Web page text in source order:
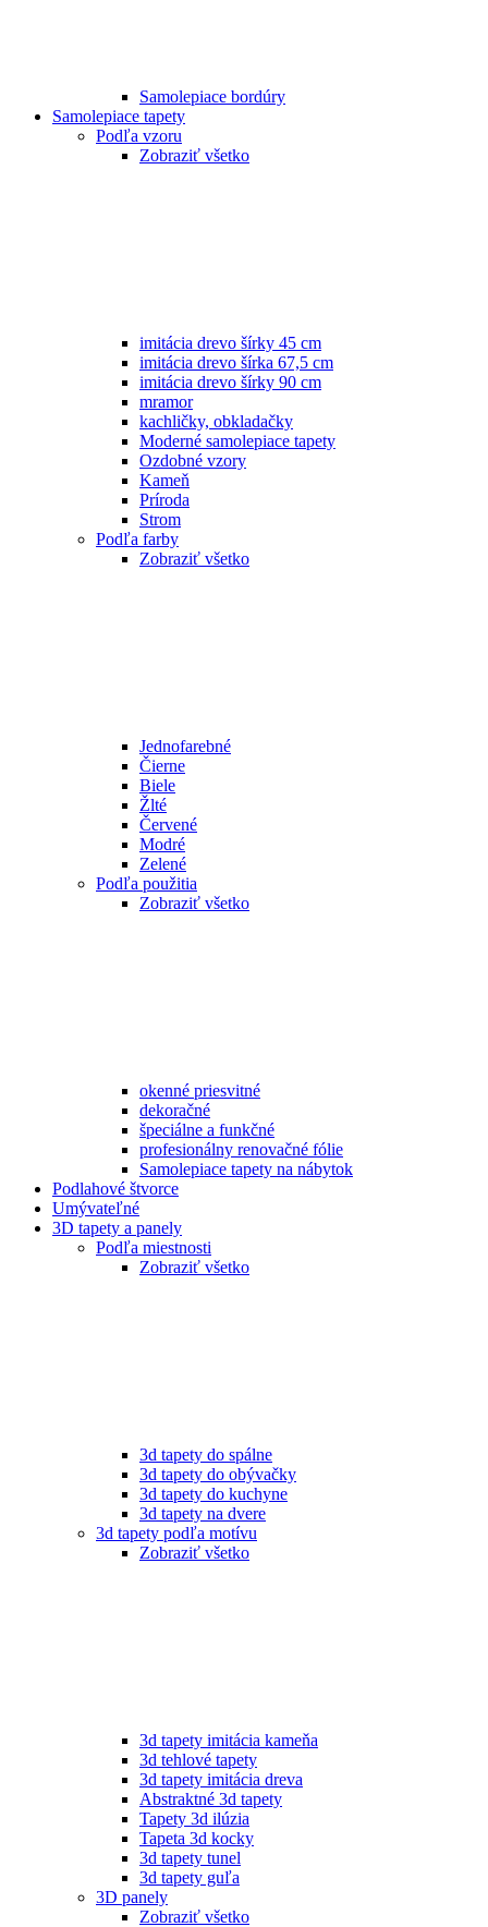
Samolepiace bordúry
Samolepiace tapety
Podľa vzoru
Zobraziť všetko
imitácia drevo šírky 45 cm
imitácia drevo šírka 67,5 cm
imitácia drevo šírky 90 cm
mramor
kachličky, obkladačky
Moderné samolepiace tapety
Ozdobné vzory
Kameň
Príroda
Strom
Podľa farby
Zobraziť všetko
Jednofarebné
Čierne
Biele
Žlté
Červené
Modré
Zelené
Podľa použitia
Zobraziť všetko
okenné priesvitné
dekoračné
špeciálne a funkčné
profesionálny renovačné fólie
Samolepiace tapety na nábytok
Podlahové štvorce
Umývateľné
3D tapety a panely
Podľa miestnosti
Zobraziť všetko
3d tapety do spálne
3d tapety do obývačky
3d tapety do kuchyne
3d tapety na dvere
3d tapety podľa motívu
Zobraziť všetko
3d tapety imitácia kameňa
3d tehlové tapety
3d tapety imitácia dreva
Abstraktné 3d tapety
Tapety 3d ilúzia
Tapeta 3d kocky
3d tapety tunel
3d tapety guľa
3D panely
Zobraziť všetko